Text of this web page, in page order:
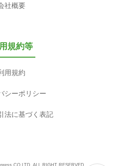
社概要
規約等
用規約
シーポリシー
法に基づく表記
CO,LTD. ALL RIGHT RESERVED.